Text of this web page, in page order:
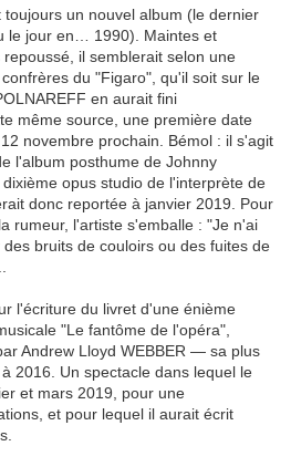
un nouvel album (le dernier
le jour en… 1990). Maintes et
il semblerait selon une
du "Figaro", qu'il soit sur le
en aurait fini
même source, une première date
novembre prochain. Bémol : il s'agit
l'album posthume de Johnny
dixième opus studio de l'interprète de
donc reportée à janvier 2019. Pour
rumeur, l'artiste s'emballe : "Je n'ai
bruits de couloirs ou des fuites de
l'écriture du livret d'une énième
"Le fantôme de l'opéra",
Andrew Lloyd WEBBER — sa plus
2016. Un spectacle dans lequel le
et mars 2019, pour une
et pour lequel il aurait écrit